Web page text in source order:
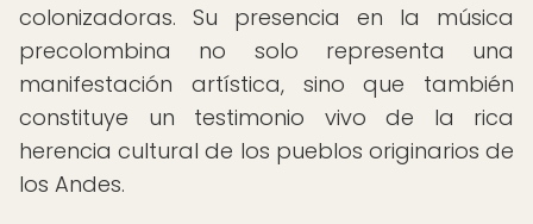
colonizadoras. Su presencia en la música
precolombina no solo representa una
manifestación artística, sino que también
constituye un testimonio vivo de la rica
herencia cultural de los pueblos originarios de
los Andes.